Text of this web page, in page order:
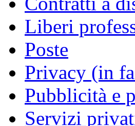
Liberi
Poste
Privacy (in
Pubblicità e
Servizi